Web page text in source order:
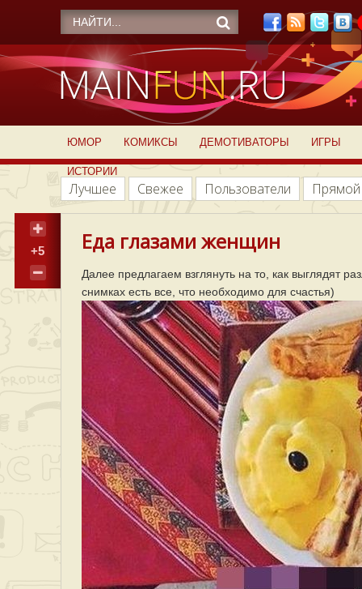
ЮМОР КОМИКСЫ ДЕМОТИВАТОРЫ ИГРЫ
ИСТОРИИ
Лучшее Свежее Пользователи
+5 Еда глазами женщин
Далее предлагаем взглянуть на то, как выглядят
снимках есть все, что необходимо для счастья)